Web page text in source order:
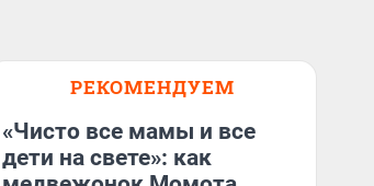
РЕКОМЕНДУЕМ
«Чисто все мамы и все
дети на свете»: как